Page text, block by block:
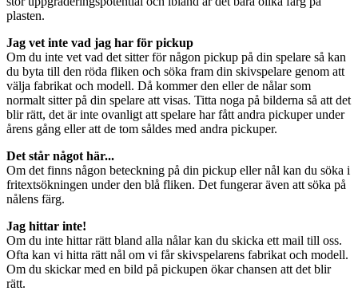
plasten.
Jag vet inte vad jag har för pickup
Om du inte vet vad det sitter för någon pickup på din spelare så kan
du byta till den röda fliken och söka fram din skivspelare genom att
välja fabrikat och modell. Då kommer den eller de nålar som
normalt sitter på din spelare att visas. Titta noga på bilderna så att det
blir rätt, det är inte ovanligt att spelare har fått andra pickuper under
årens gång eller att de tom såldes med andra pickuper.
Det står något här...
Om det finns någon beteckning på din pickup eller nål kan du söka i
fritextsökningen under den blå fliken. Det fungerar även att söka på
nålens färg.
Jag hittar inte!
Om du inte hittar rätt bland alla nålar kan du skicka ett mail till oss.
Ofta kan vi hitta rätt nål om vi får skivspelarens fabrikat och modell.
Om du skickar med en bild på pickupen ökar chansen att det blir
rätt.